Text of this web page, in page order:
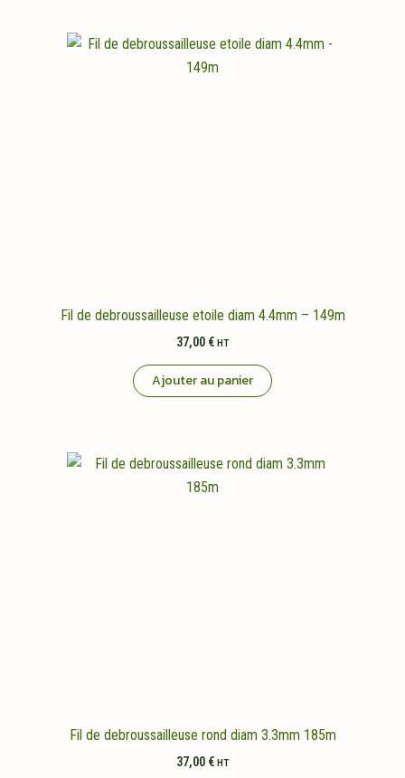
Fil de debroussailleuse etoile diam 4.4mm – 149m
37,00 € HT
Ajouter au panier
Fil de debroussailleuse rond diam 3.3mm 185m
37,00 € HT